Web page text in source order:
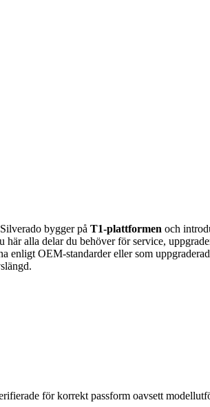
bygger på T1-plattformen och
alla delar du behöver för service,
enligt OEM-standarder eller som
för korrekt passform oavsett